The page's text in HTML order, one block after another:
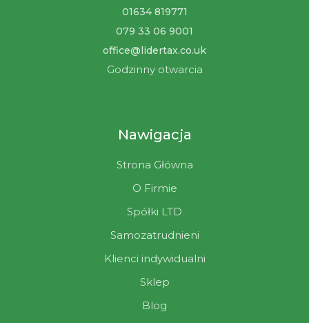
01634 819771
079 33 06 9001
office@lidertax.co.uk
Godzinny otwarcia
Nawigacja
Strona Główna
O Firmie
Spółki LTD
Samozatrudnieni
Klienci indywidualni
Sklep
Blog